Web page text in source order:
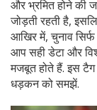
और भ्रमित होने की
जोड़ती रहती है,
आखिर में, चुनाव
आप सही डेटा और
मजबूत होते हैं. इस
धड़कन को समझें.